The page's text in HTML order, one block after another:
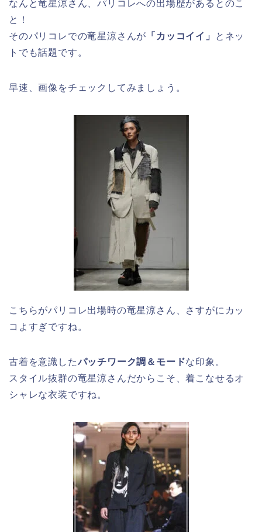
なんと竜星涼さん、パリコレへの出場歴があるとのこ
と！
そのパリコレでの竜星涼さんが 「カッコイイ」
とネッ
トでも話題です。
早速、画像をチェックしてみましょう。
こちらがパリコレ出場時の竜星涼さん、さすがにカッ
コよすぎですね。
古着を意識したパッチワーク調＆モードな印象。
スタイル抜群の竜星涼さんだからこそ、着こなせるオ
シャレな衣装ですね。